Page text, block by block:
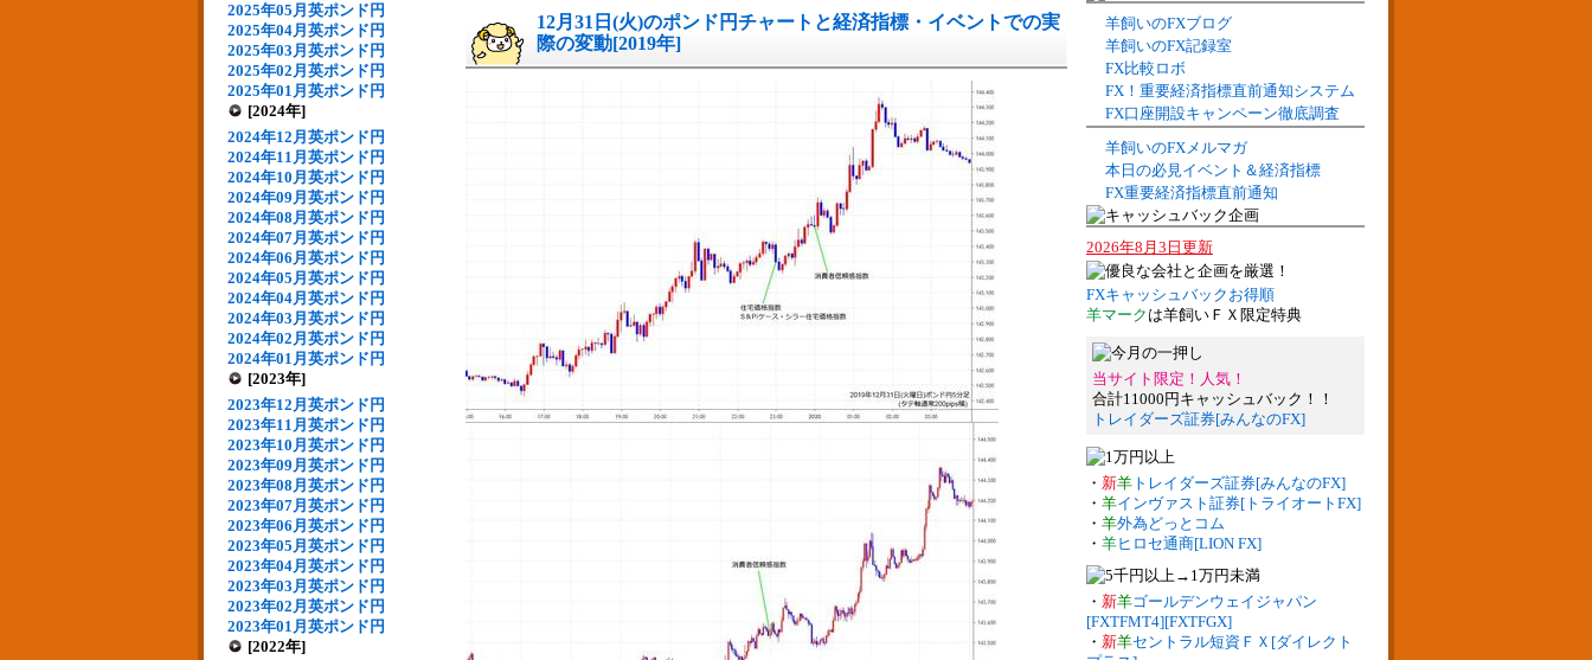
2025年05月英ポンド円
2025年04月英ポンド円
2025年03月英ポンド円
2025年02月英ポンド円
2025年01月英ポンド円
[2024年]
2024年12月英ポンド円
2024年11月英ポンド円
2024年10月英ポンド円
2024年09月英ポンド円
2024年08月英ポンド円
2024年07月英ポンド円
2024年06月英ポンド円
2024年05月英ポンド円
2024年04月英ポンド円
2024年03月英ポンド円
2024年02月英ポンド円
2024年01月英ポンド円
[2023年]
2023年12月英ポンド円
2023年11月英ポンド円
2023年10月英ポンド円
2023年09月英ポンド円
2023年08月英ポンド円
2023年07月英ポンド円
2023年06月英ポンド円
2023年05月英ポンド円
2023年04月英ポンド円
2023年03月英ポンド円
2023年02月英ポンド円
2023年01月英ポンド円
[2022年]
12月31日(火)のポンド円チャートと経済指標・イベントでの実
際の変動[2019年]
羊飼いのFXブログ
羊飼いのFX記録室
FX比較ロボ
FX！重要経済指標直前通知システム
FX口座開設キャンペーン徹底調査
羊飼いのFXメルマガ
本日の必見イベント＆経済指標
FX重要経済指標直前通知
2026年8月3日更新
FXキャッシュバックお得順
羊マーク は羊飼いＦＸ限定特典
当サイト限定！人気！
合計11000円キャッシュバック！！
トレイダーズ証券[みんなのFX]
・ 新羊 トレイダーズ証券[みんなのFX]
・ 羊インヴァスト証券[トライオートFX]
・ 羊外為どっとコム
・ 羊ヒロセ通商[LION FX]
・ 新羊ゴールデンウェイジャパン
[FXTFMT4][FXTFGX]
・ 新羊セントラル短資ＦＸ[ダイレクト